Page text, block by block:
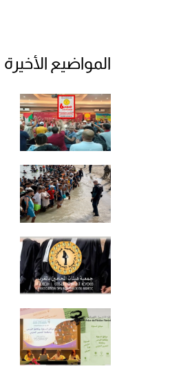
المواضيع الأخيرة